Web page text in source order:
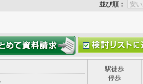
並び順：
駅徒歩
停歩